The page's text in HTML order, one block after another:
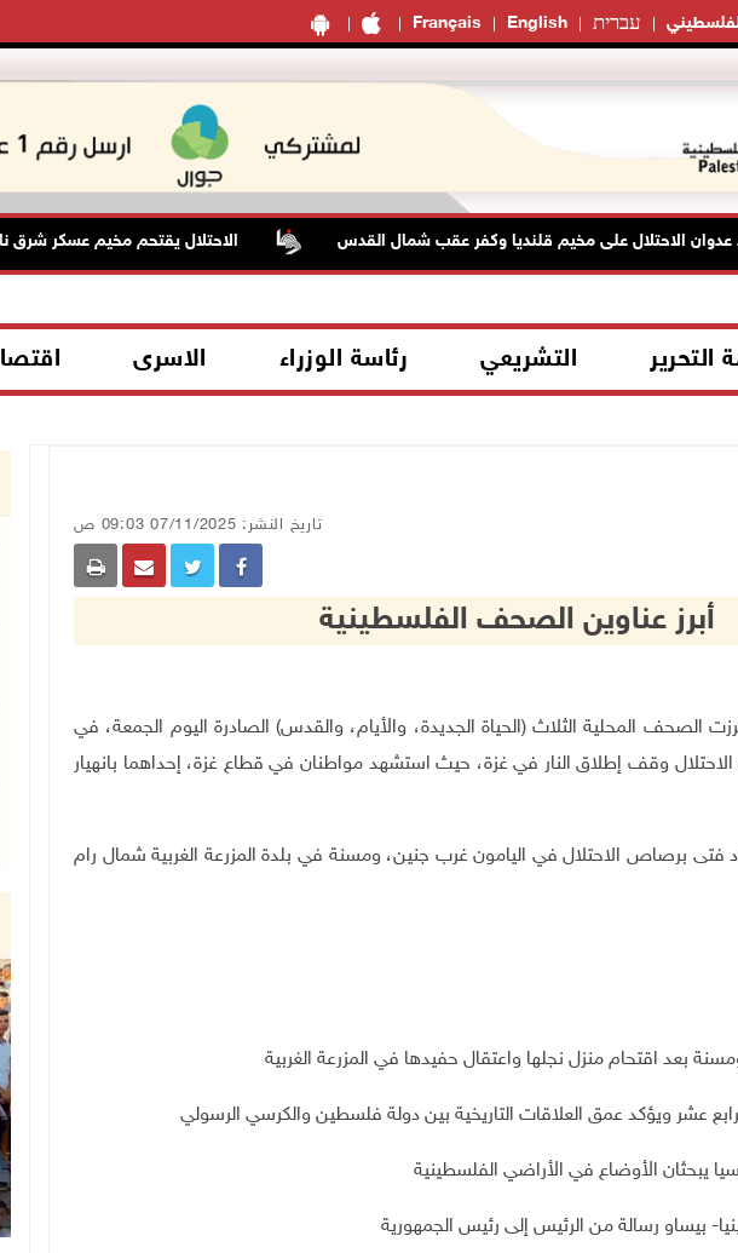
Français English עברית
الاحتلال يقتحم مخيم عسكر شرق
التحرير التشريعي رئاسة الوزراء الاسرى
تاريخ النشر: 07/11/2025 09:03 ص
أبرز عناوين الصحف الفلسطينية
11-2025 وفا- أبرزت الصحف المحلية الثلاث (الحياة الجديدة، والأيام، والقدس) الصادرة اليوم الجمعة، في
وقف إطلاق النار في غزة، حيث استشهد مواطنان في قطاع غزة، إحداهما بانهيار
برصاص الاحتلال في اليامون غرب جنين، ومسنة في بلدة المزرعة الغربية شمال رام
بعد اقتحام منزل نجلها واعتقال حفيدها في المزرعة الغربية
عشر ويؤكد عمق العلاقات التاريخية بين دولة فلسطين والكرسي الرسولي
يبحثان الأوضاع في الأراضي الفلسطينية
بيساو رسالة من الرئيس إلى رئيس الجمهورية